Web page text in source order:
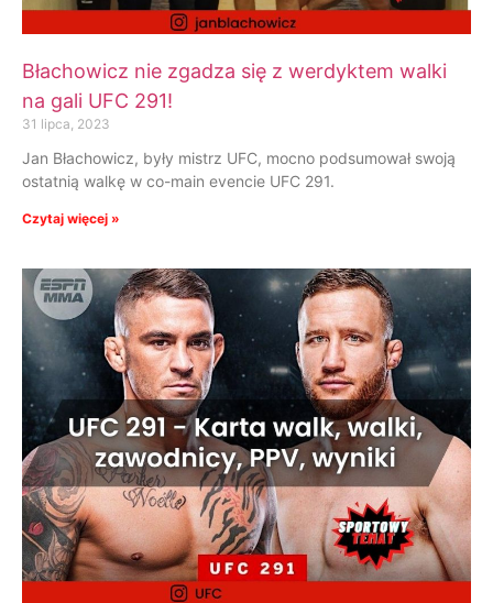
Błachowicz nie zgadza się z werdyktem walki
na gali UFC 291!
31 lipca, 2023
Jan Błachowicz, były mistrz UFC, mocno podsumował swoją
ostatnią walkę w co-main evencie UFC 291.
Czytaj więcej »